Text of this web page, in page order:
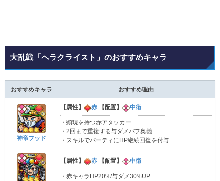
大乱戦「ヘラクライスト」のおすすめキャラ
おすすめキャラ おすすめ理由
神帝フッド
【属性】 赤 【配置】 中衛
・顕現を持つ赤アタッカー
・2回まで重複する与ダメバフ奥義
・スキルでパーティにHP継続回復を付与
【属性】 赤 【配置】 中衛
・赤キャラHP20%/与ダメ30%UP